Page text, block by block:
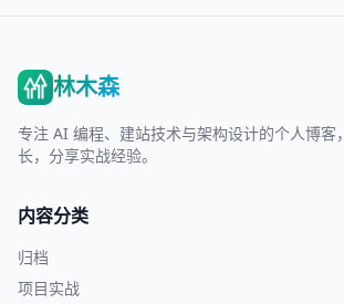
林木森
专注 AI 编程、建站技术与架构设计的个人博客
长，分享实战经验。
内容分类
归档
项目实战